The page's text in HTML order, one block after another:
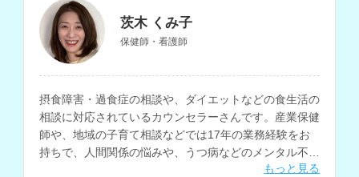
茨木 くみ子
保健師・看護師
摂食障害・過食症の相談や、ダイエットなどの食生活の
相談に対応されているカウンセラーさんです。産業保健
師や、地域の子育て相談などでは17年の業務経験をお
持ちで、人間関係の悩みや、うつ病などのメンタル不
調、発達障害、子育てなどの相談も多く受けられていま
もっと見る